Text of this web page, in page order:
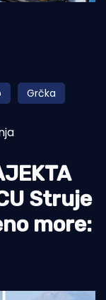
Grčka
Struje
more: